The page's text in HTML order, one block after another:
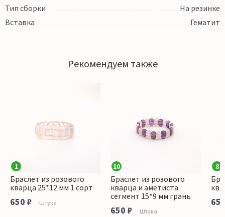
Тип сборки
На резинке
Вставка
Гематит
Рекомендуем также
1
Браслет из розового
кварца 25*12 мм 1 сорт
650 ₽ Штука
10
Браслет из розового
кварца и аметиста
сегмент 15*9 мм грань
650 ₽ Штука
8